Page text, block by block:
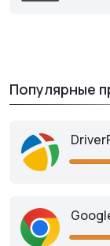
Популярные